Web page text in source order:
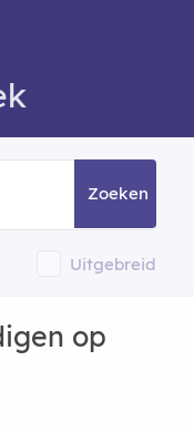
Zoeken
Uitgebreid
op